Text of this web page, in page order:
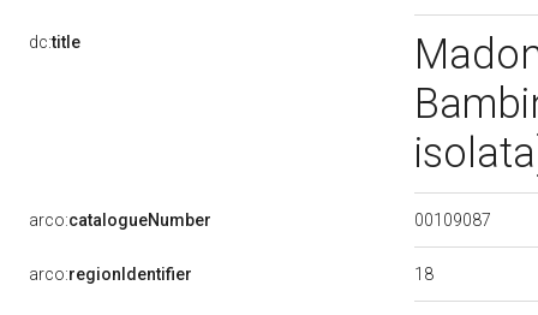
dc:title
arco:catalogueNumber 00109087
arco:regionIdentifier 18